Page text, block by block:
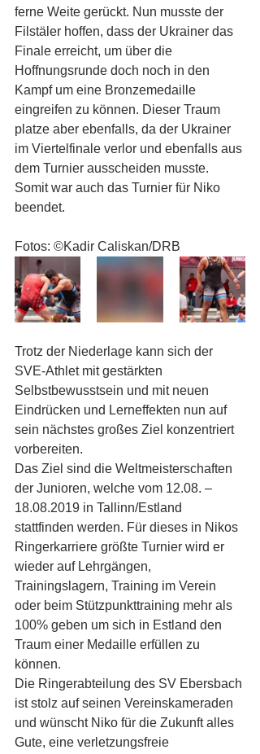
ferne Weite gerückt. Nun musste der
Filstäler hoffen, dass der Ukrainer das
Finale erreicht, um über die
Hoffnungsrunde doch noch in den
Kampf um eine Bronzemedaille
eingreifen zu können. Dieser Traum
platze aber ebenfalls, da der Ukrainer
im Viertelfinale verlor und ebenfalls aus
dem Turnier ausscheiden musste.
Somit war auch das Turnier für Niko
beendet.
Fotos: ©Kadir Caliskan/DRB
Trotz der Niederlage kann sich der
SVE-Athlet mit gestärkten
Selbstbewusstsein und mit neuen
Eindrücken und Lerneffekten nun auf
sein nächstes großes Ziel konzentriert
vorbereiten.
Das Ziel sind die Weltmeisterschaften
der Junioren, welche vom 12.08. –
18.08.2019 in Tallinn/Estland
stattfinden werden. Für dieses in Nikos
Ringerkarriere größte Turnier wird er
wieder auf Lehrgängen,
Trainingslagern, Training im Verein
oder beim Stützpunkttraining mehr als
100% geben um sich in Estland den
Traum einer Medaille erfüllen zu
können.
Die Ringerabteilung des SV Ebersbach
ist stolz auf seinen Vereinskameraden
und wünscht Niko für die Zukunft alles
Gute, eine verletzungsfreie